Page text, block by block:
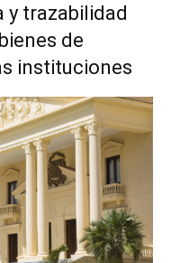
y trazabilidad
de
instituciones